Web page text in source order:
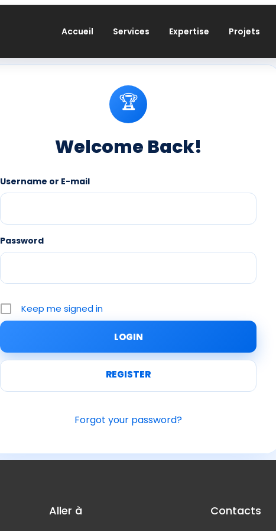
Accueil Services Expertise Projets
Username or E-mail
Password
Keep me signed in
REGISTER
Forgot your password?
Aller à Contacts